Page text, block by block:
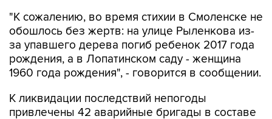
"К сожалению, во время стихии в Смоленске не
обошлось без жертв: на улице Рыленкова из-
за упавшего дерева погиб ребенок 2017 года
рождения, а в Лопатинском саду - женщина
1960 года рождения", - говорится в сообщении.
К ликвидации последствий непогоды
привлечены 42 аварийные бригады в составе